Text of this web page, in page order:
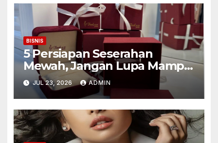
BISNIS
5 Persiapan Seserahan
Mewah, Jangan Lupa Mampir
ke Toko Emas Galaxy Mall
Surabaya
JUL 23, 2026 ADMIN